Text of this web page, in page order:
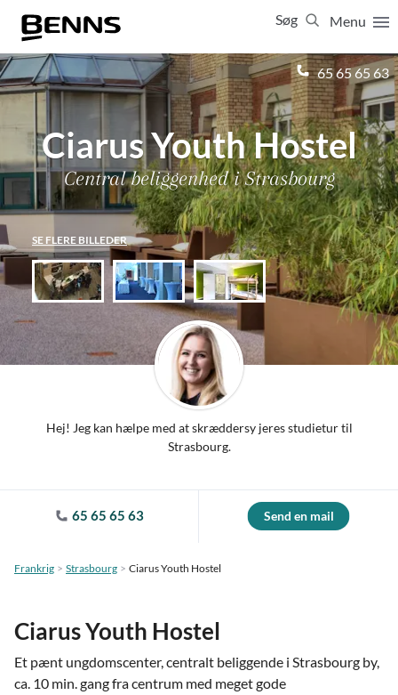
Menu
Søg
65 65 65 63
Ciarus Youth Hostel
Central beliggenhed i Strasbourg
SE FLERE BILLEDER
Hej! Jeg kan hælpe med at skræddersy jeres studietur til
Strasbourg.
65 65 65 63 Send en mail
Frankrig Strasbourg Ciarus Youth Hostel
Ciarus Youth Hostel
Et pænt ungdomscenter, centralt beliggende i Strasbourg by,
ca. 10 min. gang fra centrum med meget gode
Luk
Vis resultater for: Alle
Ferierejser
Firma- og temarejser
Studierejser